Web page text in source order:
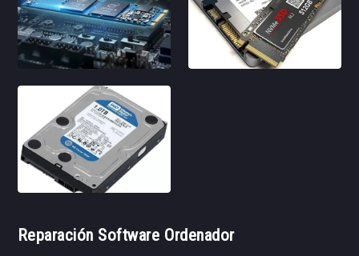
Reparación Software Ordenador